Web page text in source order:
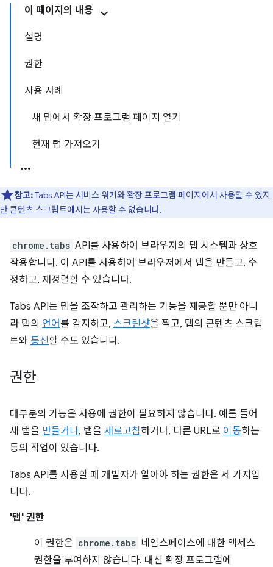
이 페이지의 내용
설명
권한
사용 사례
새 탭에서 확장 프로그램 페이지 열기
현재 탭 가져오기
참고:Tabs API는 서비스 워커와 확장 프로그램 페이지에서 사용할 수 있지
만 콘텐츠 스크립트에서는 사용할 수 없습니다.
chrome.tabs API를 사용하여 브라우저의 탭 시스템과 상호
작용합니다. 이 API를 사용하여 브라우저에서 탭을 만들고, 수
정하고, 재정렬할 수 있습니다.
Tabs API는 탭을 조작하고 관리하는 기능을 제공할 뿐만 아니
라 탭의 언어를 감지하고, 스크린샷을 찍고, 탭의 콘텐츠 스크립
트와 통신할 수도 있습니다.
권한
대부분의 기능은 사용에 권한이 필요하지 않습니다. 예를 들어
새 탭을 만들거나, 탭을 새로고침하거나, 다른 URL로 이동하는
등의 작업이 있습니다.
Tabs API를 사용할 때 개발자가 알아야 하는 권한은 세 가지입
니다.
'탭' 권한
이 권한은 chrome.tabs 네임스페이스에 대한 액세스
권한을 부여하지 않습니다. 대신 확장 프로그램에